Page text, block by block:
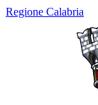
Regione Calabria